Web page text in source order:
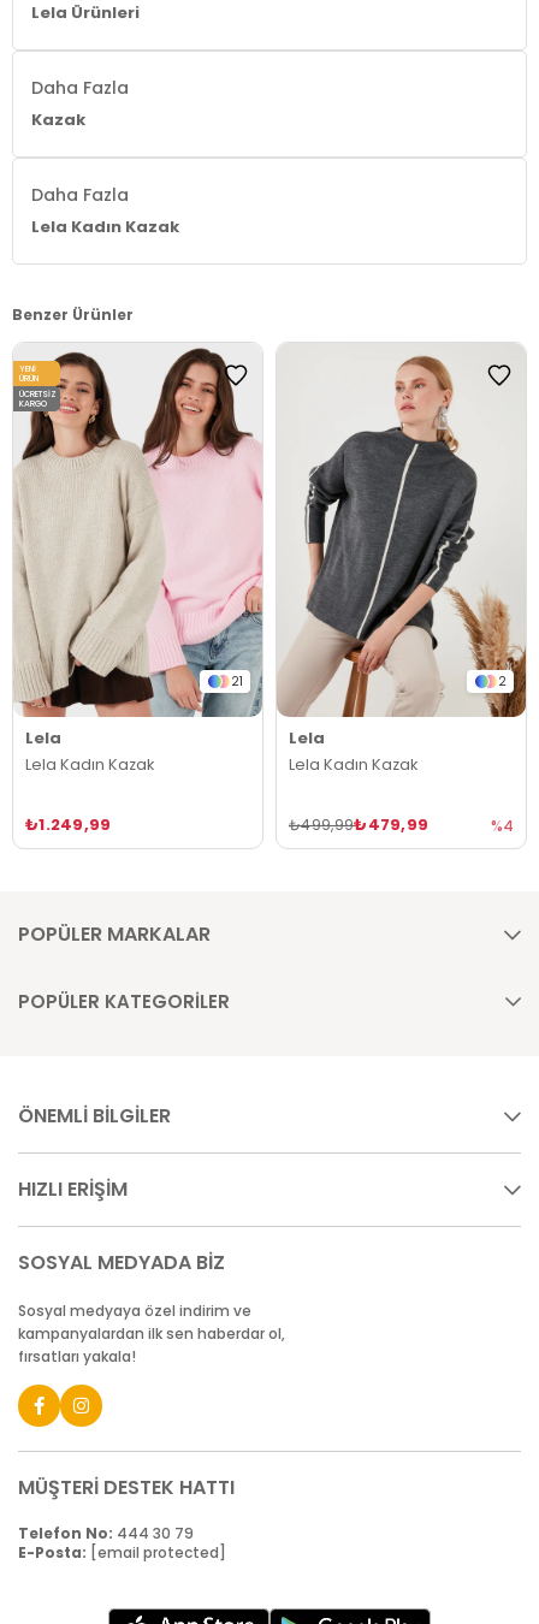
Kalıp Bilgisi:
Menşei:Türkiye
2DK4614102.24
Lela Ürünleri
Daha Fazla
Kazak
Daha Fazla
Lela Kadın Kazak
Benzer Ürünler
21
Lela
Lela Kadın Kazak
₺1.249,99
YENI
ÜRÜN
ÜCRETSIZ
KARGO
2
Lela
Lela Kadın Kazak
₺479,99
₺499,99 %4
POPÜLER MARKALAR
POPÜLER KATEGORİLER
ÖNEMLİ BİLGİLER
HIZLI ERİŞİM
SOSYAL MEDYADA BİZ
Sosyal medyaya özel indirim ve
kampanyalardan ilk sen haberdar ol,
fırsatları yakala!
MÜŞTERİ DESTEK HATTI
Telefon No: 444 30 79
E-Posta: [email protected]